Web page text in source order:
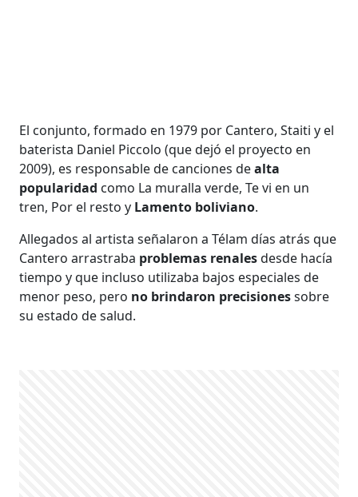
El conjunto, formado en 1979 por Cantero, Staiti y el
baterista Daniel Piccolo (que dejó el proyecto en
2009), es responsable de canciones dealta
popularidad como La muralla verde, Te vi en un
tren, Por el resto y Lamento boliviano.
Allegados al artista señalaron a Télam días atrás que
Cantero arrastraba problemas renalesdesde hacía
tiempo y que incluso utilizaba bajos especiales de
menor peso, pero no brindaron precisionessobre
su estado de salud.